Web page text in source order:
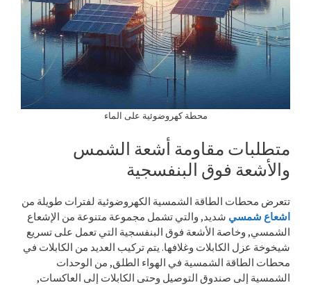
محطة كهروضوئية على الماء
متطلبات مقاومة أشعة الشمس
والأشعة فوق البنفسجية
تتعرض محطات الطاقة الشمسية الكهروضوئية لفترات طويلة من
اشعاع شمسي شديد, والتي تشمل مجموعة متنوعة من الإشعاع
الشمسي, وخاصة الأشعة فوق البنفسجية التي تعمل على تسريع
شيخوخة عزل الكابلات وغلافها. يتم تركيب العديد من الكابلات في
محطات الطاقة الشمسية في الهواء الطلق, من الوحدات
الشمسية إلى صندوق التوصيل وحتى الكابلات إلى العاكسات,